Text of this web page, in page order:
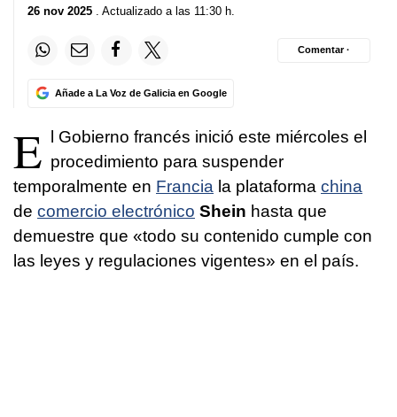
26 nov 2025 . Actualizado a las 11:30 h.
Añade a La Voz de Galicia en Google
Comentar ·
E l Gobierno francés inició este miércoles el
procedimiento para suspender
temporalmente en Francia la plataforma china
de comercio electrónico Shein hasta que
demuestre que «todo su contenido cumple con
las leyes y regulaciones vigentes» en el país.